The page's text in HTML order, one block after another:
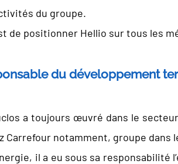
du groupe.
de positionner Hellio sur tous les
du développement
a toujours œuvré dans le
notamment, groupe dans
il a eu sous sa